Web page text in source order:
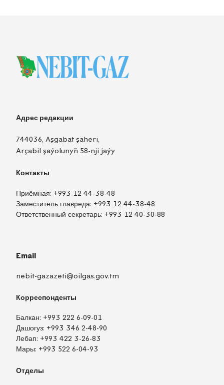
Адрес редакции
744036, Aşgabat şäheri,
Arçabil şaýolunyň 58-nji jaýy
Контакты
Приёмная: +993 12 44-38-48
Заместитель главреда: +993 12 44-38-48
Ответственный секретарь: +993 12 40-30-88
Email
nebit-gazazeti@oilgas.gov.tm
Корреспонденты
Балкан: +993 222 6-09-01
Дашогуз: +993 346 2-48-90
Лебап: +993 422 3-26-83
Мары: +993 522 6-04-93
Отделы